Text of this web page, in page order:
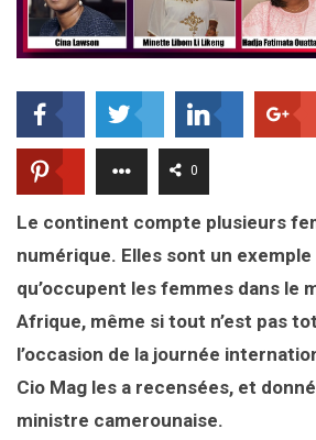
0
Le continent compte plusieurs
numérique. Elles sont un exemple
qu’occupent les femmes dans le
Afrique, même si tout n’est pas
l’occasion de la journée
Cio Mag les a recensées, et
ministre camerounaise.